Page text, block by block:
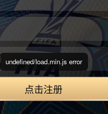
点击注册
undefined/load.min.js error